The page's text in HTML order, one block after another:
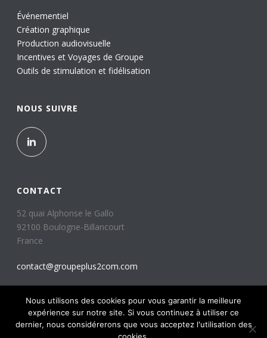
Événementiel
Création graphique
Production audiovisuelle
Incentives et Voyages de Groupe
Outils de stimulation et fidélisation
NOUS SUIVRE
CONTACT
52 quai Alphonse le Gallo
92100 Boulogne-Billancourt
France
contact@groupeplus2com.com
Politique de confidentialité
Nous utilisons des cookies pour vous garantir la meilleure
expérience sur notre site. Si vous continuez à utiliser ce
dernier, nous considérerons que vous acceptez l'utilisation des